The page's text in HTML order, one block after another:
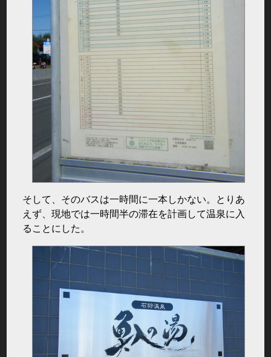
そして、そのバスは一時間に一本しかない。とりあ
えず、現地では一時間半の滞在を計画して温泉に入
ることにした。